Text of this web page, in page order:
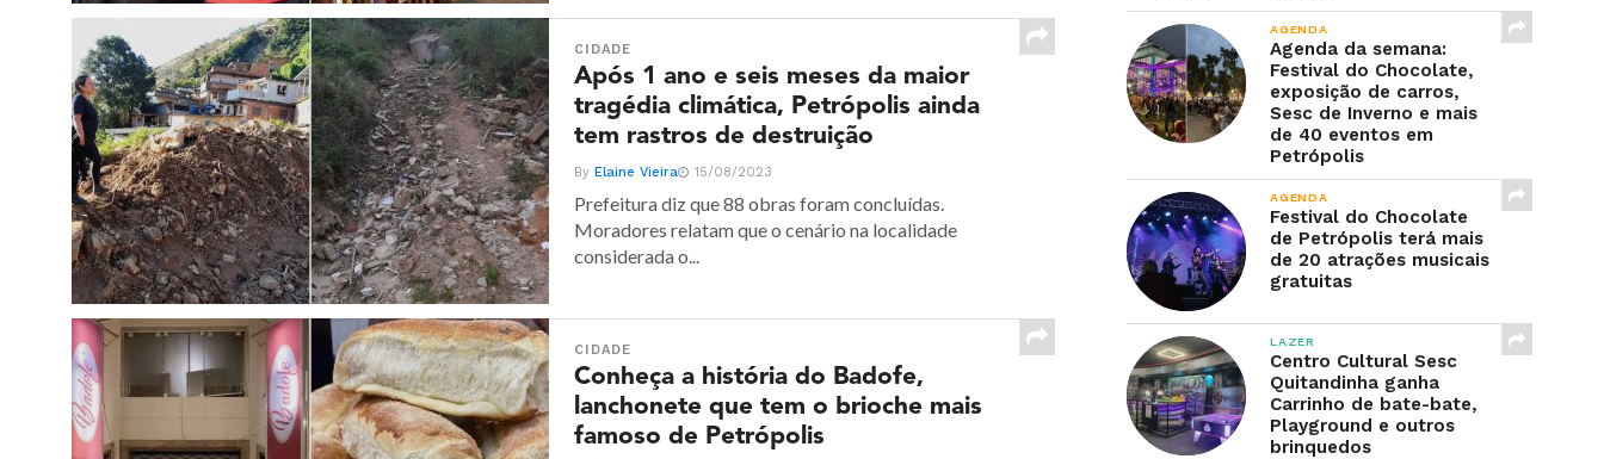
CIDADE
Após 1 ano e seis meses da maior
tragédia climática, Petrópolis ainda
tem rastros de destruição
ByElaine Vieira 15/08/2023
Prefeitura diz que 88 obras foram concluídas.
Moradores relatam que o cenário na localidade
considerada o...
CIDADE
Conheça a história do Badofe,
lanchonete que tem o brioche mais
famoso de Petrópolis
AGENDA
Agenda da semana:
Festival do Chocolate,
exposição de carros,
Sesc de Inverno e mais
de 40 eventos em
Petrópolis
AGENDA
Festival do Chocolate
de Petrópolis terá mais
de 20 atrações musicais
gratuitas
LAZER
Centro Cultural Sesc
Quitandinha ganha
Carrinho de bate-bate,
Playground e outros
brinquedos